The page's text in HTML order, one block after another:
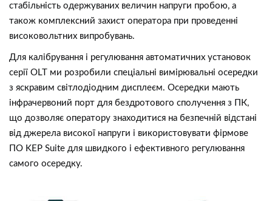
стабільність одержуваних величин напруги пробою, а
також комплексний захист оператора при проведенні
високовольтних випробувань.
Для калібрування і регулювання автоматичних установок
серії OLT ми розробили спеціальні вимірювальні осередки
з яскравим світлодіодним дисплеєм. Осередки мають
інфрачервоний порт для бездротового сполучення з ПК,
що дозволяє оператору знаходитися на безпечній відстані
від джерела високої напруги і використовувати фірмове
ПО KEP Suite для швидкого і ефективного регулювання
самого осередку.